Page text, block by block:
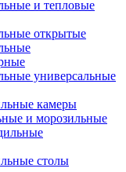
и тепловые
открытые
универсальные
камеры
и морозильные
столы